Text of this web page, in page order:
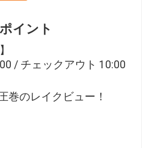
イント
/ チェックアウト 10:00
のレイクビュー！